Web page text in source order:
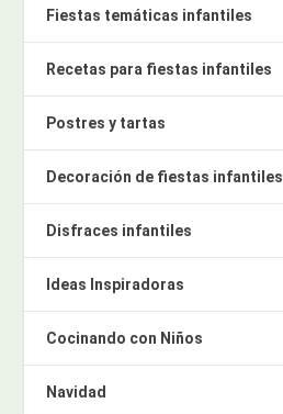
Fiestas temáticas infantiles
Recetas para fiestas infantiles
Postres y tartas
Decoración de fiestas infantiles
Disfraces infantiles
Ideas Inspiradoras
Cocinando con Niños
Navidad